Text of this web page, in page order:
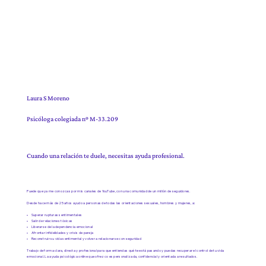
Laura S Moreno
Psicóloga colegiada nº M-33.209
Cuando una relación te duele, necesitas ayuda profesional.
Puede que ya me conozcas por mis canales de YouTube, con una comunidad de un millón de seguidores.
Desde hace más de 25 años ayudo a personas de todas las orientaciones sexuales, hombres y mujeres, a:
• Superar rupturas sentimentales
• Salir de relaciones tóxicas
• Liberarse de la dependencia emocional
• Afrontar infidelidades y crisis de pareja
• Reconstruir su vida sentimental y volver a relacionarse con seguridad
Trabajo de forma clara, directa y profesional para que entiendas qué te está pasando y puedas recuperar el control de tu vida
emocional. La ayuda psicológica online que ofrezco es personalizada, confidencial y orientada a resultados.